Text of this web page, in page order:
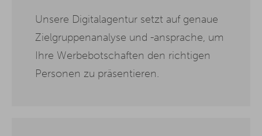
Unsere Digitalagentur setzt auf genaue
Zielgruppenanalyse und -ansprache, um
Ihre Werbebotschaften den richtigen
Personen zu präsentieren.